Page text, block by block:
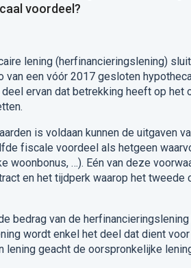
voordeel?
lening (herfinancieringslening)
van een vóór 2017 gesloten
ervan dat betrekking heeft op
is voldaan kunnen de uitgaven
fiscale voordeel als hetgeen
woonbonus, …). Eén van deze
en het tijdperk waarop het tweede
bedrag van de
wordt enkel het deel dat dient
lening geacht de oorspronkelijke